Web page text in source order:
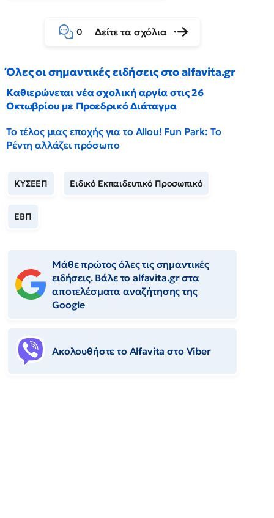
0 Δείτε τα σχόλια
Όλες οι σημαντικές ειδήσεις στο alfavita.gr
Καθιερώνεται νέα σχολική αργία στις 26
Οκτωβρίου με Προεδρικό Διάταγμα
Το τέλος μιας εποχής για το Allou! Fun Park: Το
Ρέντη αλλάζει πρόσωπο
ΚΥΣΕΕΠ Ειδικό Εκπαιδευτικό Προσωπικό
ΕΒΠ
Μάθε πρώτος όλες τις σημαντικές
ειδήσεις. Βάλε το alfavita.gr στα
αποτελέσματα αναζήτησης της
Google
Ακολουθήστε το Αlfavita στο Viber